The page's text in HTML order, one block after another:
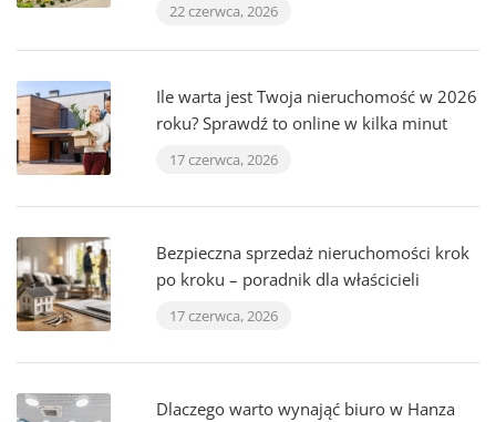
22 czerwca, 2026
Ile warta jest Twoja nieruchomość w 2026
roku? Sprawdź to online w kilka minut
17 czerwca, 2026
Bezpieczna sprzedaż nieruchomości krok
po kroku – poradnik dla właścicieli
17 czerwca, 2026
Dlaczego warto wynająć biuro w Hanza